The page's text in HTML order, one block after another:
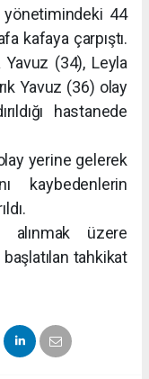
44
kafaya çarpıştı.
(34), Leyla
Yavuz (36) olay
hastanede
yerine gelerek
kaybedenlerin
alınmak üzere
tahkikat